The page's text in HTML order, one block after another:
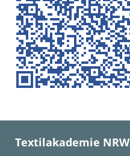
Textilakademie NRW